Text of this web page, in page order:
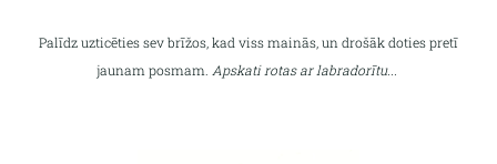
Palīdz uzticēties sev brīžos, kad viss mainās, un drošāk doties pretī
jaunam posmam. Apskati rotas ar labradorītu...